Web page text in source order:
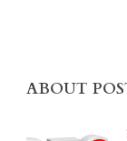
ABOUT